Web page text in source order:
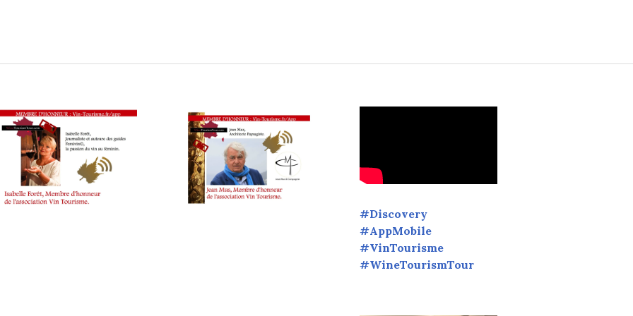
Jean Delaveyne 13ème édition 2018 – Extrait Vidéo Famille Delaveyne, Toques Françaises, Participants, MOF,
#Discovery
#AppMobile
#VinTourisme
#WineTourismTour